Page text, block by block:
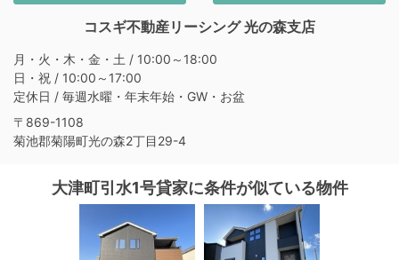
コスギ不動産リーシング 光の森支店
月・火・木・金・土 / 10:00～18:00
日・祝 / 10:00～17:00
定休日 / 毎週水曜・年末年始・GW・お盆
〒869-1108
菊池郡菊陽町光の森2丁目29-4
大津町引水1号貸家に条件が似ている物件